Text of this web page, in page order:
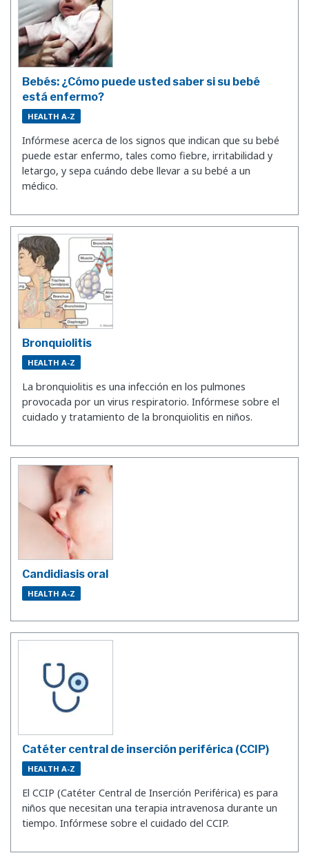
Bebés: ¿Cómo puede usted saber si su bebé
está enfermo?
HEALTH A-Z
Infórmese acerca de los signos que indican que su bebé
puede estar enfermo, tales como fiebre, irritabilidad y
letargo, y sepa cuándo debe llevar a su bebé a un
médico.
Bronquiolitis
HEALTH A-Z
La bronquiolitis es una infección en los pulmones
provocada por un virus respiratorio. Infórmese sobre el
cuidado y tratamiento de la bronquiolitis en niños.
Candidiasis oral
HEALTH A-Z
Catéter central de inserción periférica (CCIP)
HEALTH A-Z
El CCIP (Catéter Central de Inserción Periférica) es para
niños que necesitan una terapia intravenosa durante un
tiempo. Infórmese sobre el cuidado del CCIP.